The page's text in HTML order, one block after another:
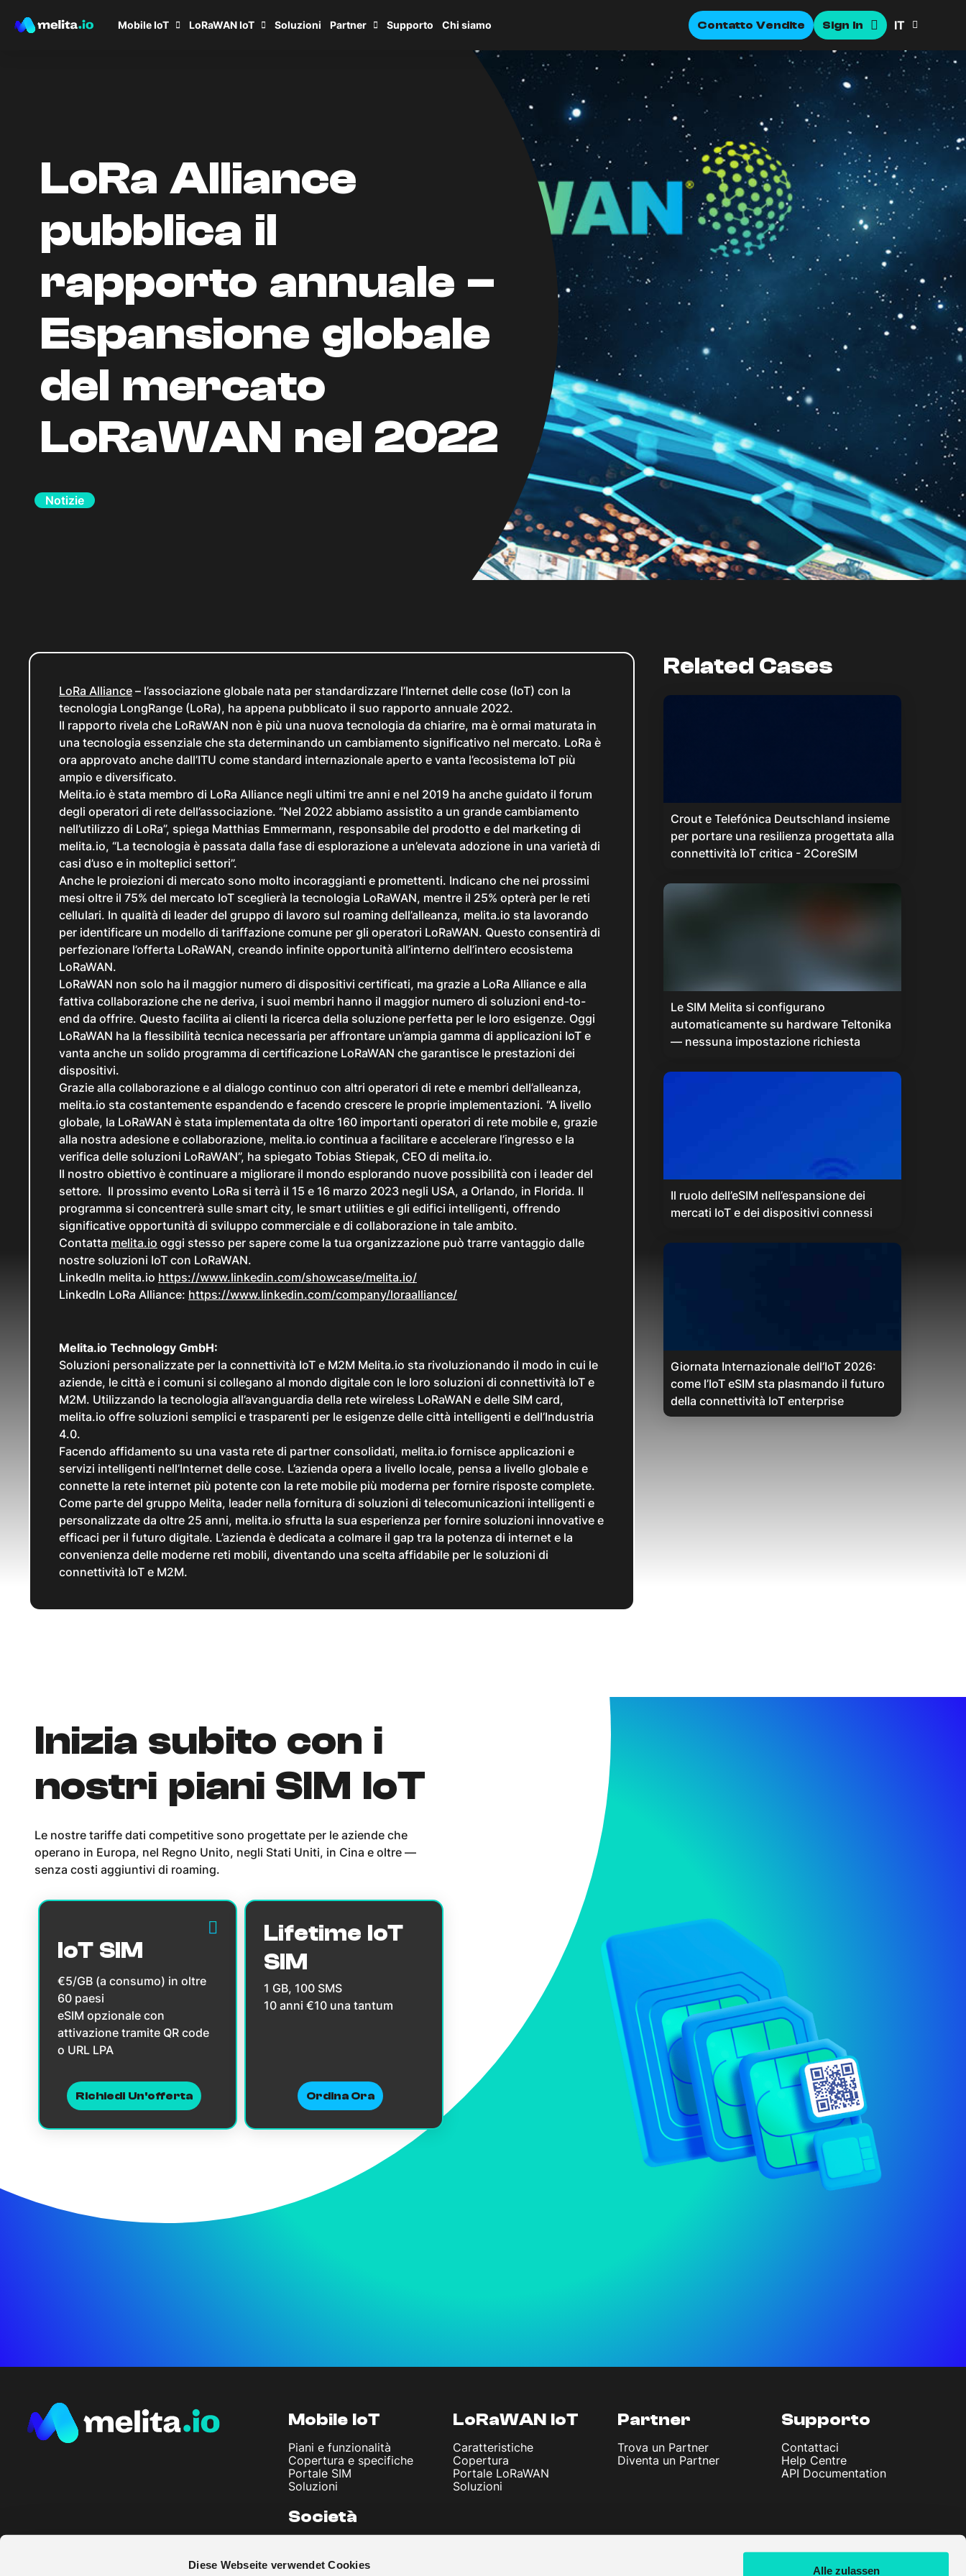
Diese Webseite verwendet Cookies Alle zulassen
Mobile IoT LoRaWAN IoT Soluzioni Partner Supporto Chi siamo Contatto Vendite Sign In IT
LoRa Alliance
pubblica il
rapporto annuale –
Espansione globale
del mercato
LoRaWAN nel 2022
Notizie
LoRa Alliance – l’associazione globale nata per standardizzare l’Internet delle cose (IoT) con la
tecnologia LongRange (LoRa), ha appena pubblicato il suo rapporto annuale 2022.
Il rapporto rivela che LoRaWAN non è più una nuova tecnologia da chiarire, ma è ormai maturata in
una tecnologia essenziale che sta determinando un cambiamento significativo nel mercato. LoRa è
ora approvato anche dall’ITU come standard internazionale aperto e vanta l’ecosistema IoT più
ampio e diversificato.
Melita.io è stata membro di LoRa Alliance negli ultimi tre anni e nel 2019 ha anche guidato il forum
degli operatori di rete dell’associazione. “Nel 2022 abbiamo assistito a un grande cambiamento
nell’utilizzo di LoRa”, spiega Matthias Emmermann, responsabile del prodotto e del marketing di
melita.io, “La tecnologia è passata dalla fase di esplorazione a un’elevata adozione in una varietà di
casi d’uso e in molteplici settori”.
Anche le proiezioni di mercato sono molto incoraggianti e promettenti. Indicano che nei prossimi
mesi oltre il 75% del mercato IoT sceglierà la tecnologia LoRaWAN, mentre il 25% opterà per le reti
cellulari. In qualità di leader del gruppo di lavoro sul roaming dell’alleanza, melita.io sta lavorando
per identificare un modello di tariffazione comune per gli operatori LoRaWAN. Questo consentirà di
perfezionare l’offerta LoRaWAN, creando infinite opportunità all’interno dell’intero ecosistema
LoRaWAN.
LoRaWAN non solo ha il maggior numero di dispositivi certificati, ma grazie a LoRa Alliance e alla
fattiva collaborazione che ne deriva, i suoi membri hanno il maggior numero di soluzioni end-to-
end da offrire. Questo facilita ai clienti la ricerca della soluzione perfetta per le loro esigenze. Oggi
LoRaWAN ha la flessibilità tecnica necessaria per affrontare un’ampia gamma di applicazioni IoT e
vanta anche un solido programma di certificazione LoRaWAN che garantisce le prestazioni dei
dispositivi.
Grazie alla collaborazione e al dialogo continuo con altri operatori di rete e membri dell’alleanza,
melita.io sta costantemente espandendo e facendo crescere le proprie implementazioni. “A livello
globale, la LoRaWAN è stata implementata da oltre 160 importanti operatori di rete mobile e, grazie
alla nostra adesione e collaborazione, melita.io continua a facilitare e accelerare l’ingresso e la
verifica delle soluzioni LoRaWAN”, ha spiegato Tobias Stiepak, CEO di melita.io.
Il nostro obiettivo è continuare a migliorare il mondo esplorando nuove possibilità con i leader del
settore. Il prossimo evento LoRa si terrà il 15 e 16 marzo 2023 negli USA, a Orlando, in Florida. Il
programma si concentrerà sulle smart city, le smart utilities e gli edifici intelligenti, offrendo
significative opportunità di sviluppo commerciale e di collaborazione in tale ambito.
Contatta melita.io oggi stesso per sapere come la tua organizzazione può trarre vantaggio dalle
nostre soluzioni IoT con LoRaWAN.
LinkedIn melita.io https://www.linkedin.com/showcase/melita.io/
LinkedIn LoRa Alliance: https://www.linkedin.com/company/loraalliance/
Melita.io Technology GmbH:
Soluzioni personalizzate per la connettività IoT e M2M Melita.io sta rivoluzionando il modo in cui le
aziende, le città e i comuni si collegano al mondo digitale con le loro soluzioni di connettività IoT e
M2M. Utilizzando la tecnologia all’avanguardia della rete wireless LoRaWAN e delle SIM card,
melita.io offre soluzioni semplici e trasparenti per le esigenze delle città intelligenti e dell’Industria
4.0.
Facendo affidamento su una vasta rete di partner consolidati, melita.io fornisce applicazioni e
servizi intelligenti nell’Internet delle cose. L’azienda opera a livello locale, pensa a livello globale e
connette la rete internet più potente con la rete mobile più moderna per fornire risposte complete.
Come parte del gruppo Melita, leader nella fornitura di soluzioni di telecomunicazioni intelligenti e
personalizzate da oltre 25 anni, melita.io sfrutta la sua esperienza per fornire soluzioni innovative e
efficaci per il futuro digitale. L’azienda è dedicata a colmare il gap tra la potenza di internet e la
convenienza delle moderne reti mobili, diventando una scelta affidabile per le soluzioni di
connettività IoT e M2M.
Related Cases
Crout e Telefónica Deutschland insieme
per portare una resilienza progettata alla
connettività IoT critica - 2CoreSIM
Le SIM Melita si configurano
automaticamente su hardware Teltonika
— nessuna impostazione richiesta
Il ruolo dell’eSIM nell’espansione dei
mercati IoT e dei dispositivi connessi
Giornata Internazionale dell’IoT 2026:
come l’IoT eSIM sta plasmando il futuro
della connettività IoT enterprise
Inizia subito con i
nostri piani SIM IoT
Le nostre tariffe dati competitive sono progettate per le aziende che
operano in Europa, nel Regno Unito, negli Stati Uniti, in Cina e oltre —
senza costi aggiuntivi di roaming.
IoT SIM
€5/GB (a consumo) in oltre
60 paesi
eSIM opzionale con
attivazione tramite QR code
o URL LPA
Richiedi Un'offerta
Lifetime IoT
SIM
1 GB, 100 SMS
10 anni €10 una tantum
Ordina Ora
Mobile IoT
Piani e funzionalità
Copertura e specifiche
Portale SIM
Soluzioni
LoRaWAN IoT
Caratteristiche
Copertura
Portale LoRaWAN
Soluzioni
Partner
Trova un Partner
Diventa un Partner
Supporto
Contattaci
Help Centre
API Documentation
Società
Note Legali